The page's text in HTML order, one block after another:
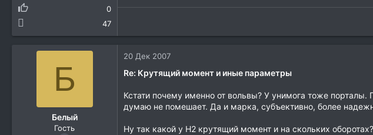
0
47
Б
Белый
Гость
20 Дек 2007
Re: Крутящий момент и иные параметры
Кстати почему именно от вольвы? У унимога тоже
думаю не помешает. Да и марка, субъективно, более
Ну так какой у H2 крутящий момент и на скольких оборотах?